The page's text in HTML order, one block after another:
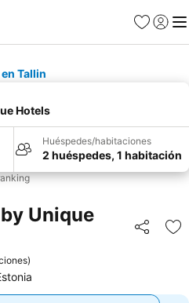
Favoritos
Iniciar
Tallin
Hotels
Huéspedes/habitaciones
2 huéspedes, 1 habitación
Unique
Compartir
)